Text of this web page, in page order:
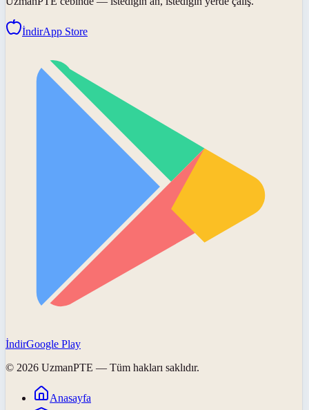
İndirApp Store
İndirGoogle Play
© 2026 UzmanPTE — Tüm hakları saklıdır.
Anasayfa